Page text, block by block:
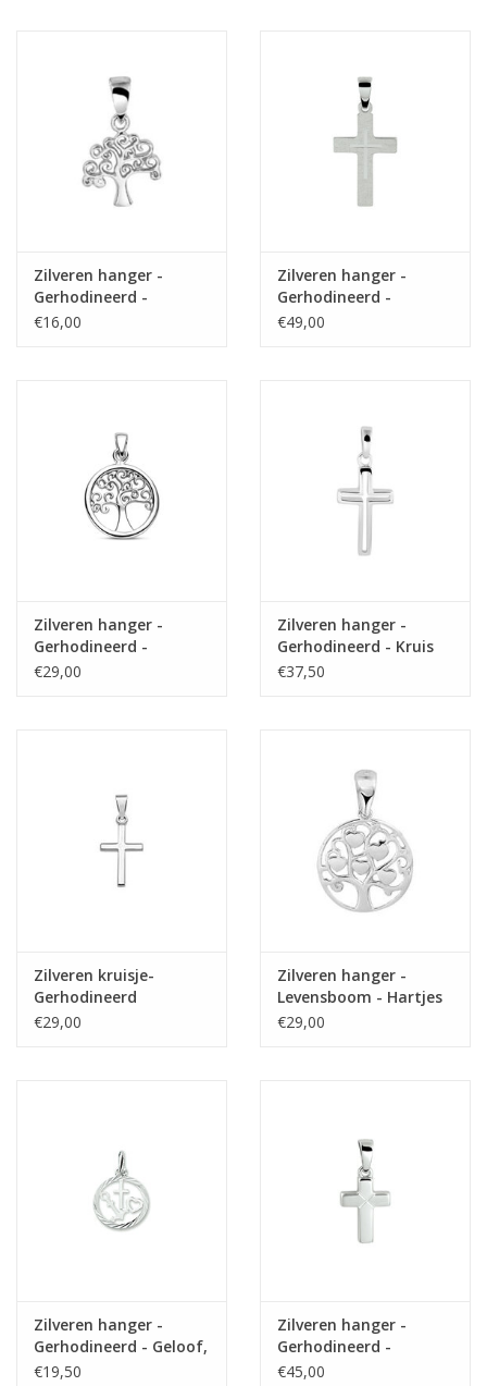
Zilveren hanger -
Gerhodineerd -
Levensboom
€16,00
Zilveren hanger -
Gerhodineerd -
Mat/glanzend - Kruis
€49,00
Zilveren hanger -
Gerhodineerd -
Levensboom - 15.5 mm
€29,00
Zilveren hanger -
Gerhodineerd - Kruis
€37,50
Zilveren kruisje-
Gerhodineerd
€29,00
Zilveren hanger -
Levensboom - Hartjes
€29,00
Zilveren hanger -
Gerhodineerd - Geloof,
hoop en liefde -
€19,50
Zilveren hanger -
Gerhodineerd -
Mat/glanzend - Kruis
€45,00